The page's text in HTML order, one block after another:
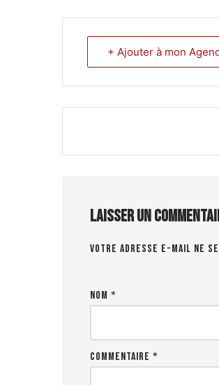
+ Ajouter à mon
Laisser un
Votre adresse e-mail ne
Nom *
Commentaire *